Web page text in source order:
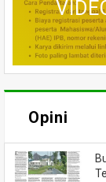
Opini